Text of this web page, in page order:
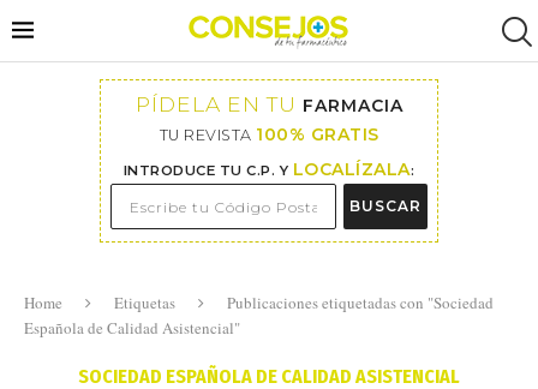
PÍDELA EN TU FARMACIA
TU REVISTA 100% GRATIS
INTRODUCE TU C.P. Y LOCALÍZALA:
BUSCAR
Home Etiquetas
Publicaciones etiquetadas con "Sociedad
Española de Calidad Asistencial"
SOCIEDAD ESPAÑOLA DE CALIDAD ASISTENCIAL